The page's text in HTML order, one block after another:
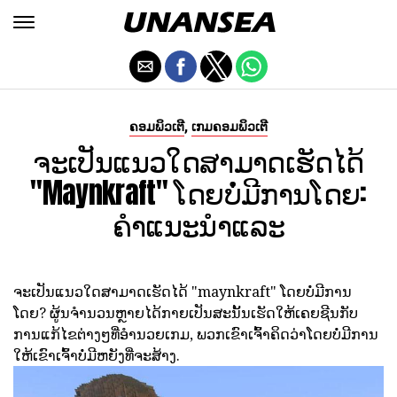
ຄອມພິວເຕີ, ເກມຄອມພິວເຕີ
ຈະເປັນແນວໃດສາມາດເຮັດໄດ້
"maynkraft" ໂດຍບໍ່ມີການໂດຍ:
ຄໍາແນະນໍາແລະ
ຈະເປັນແນວໃດສາມາດເຮັດໄດ້ "maynkraft" ໂດຍບໍ່ມີການ
ໂດຍ? ຜູ້ນຈໍານວນຫຼາຍໄດ້ກາຍເປັນສະນັ້ນເຮັດໃຫ້ເຄຍຊີນກັບ
ການແກ້ໄຂຕ່າງໆທີ່ອໍານວຍເກມ, ພວກເຂົາເຈົ້າຄິດວ່າໂດຍບໍ່ມີການ
ໃຫ້ເຂົາເຈົ້າບໍ່ມີຫຍັງທີ່ຈະສ້າງ.